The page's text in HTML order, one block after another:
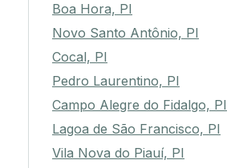
Boa Hora, PI
Novo Santo Antônio, PI
Cocal, PI
Pedro Laurentino, PI
Campo Alegre do Fidalgo, PI
Lagoa de São Francisco, PI
Vila Nova do Piauí, PI